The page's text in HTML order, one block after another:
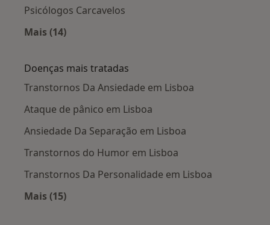
Psicólogos Carcavelos
Mais (14)
Doenças mais tratadas
Transtornos Da Ansiedade em Lisboa
Ataque de pânico em Lisboa
Ansiedade Da Separação em Lisboa
Transtornos do Humor em Lisboa
Transtornos Da Personalidade em Lisboa
Mais (15)